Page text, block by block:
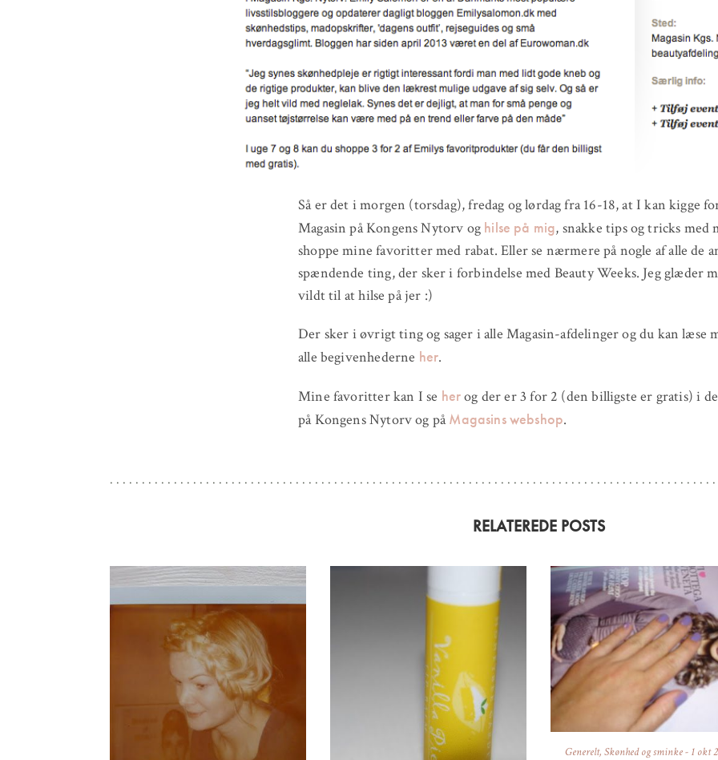
Så er det i morgen (torsdag), fredag og lørdag fra 16-18, at I kan kigge
Magasin på Kongens Nytorv og hilse på mig, snakke tips og tricks med
shoppe mine favoritter med rabat. Eller se nærmere på nogle af alle de
spændende ting, der sker i forbindelse med Beauty Weeks. Jeg glæder
vildt til at hilse på jer :)
Der sker i øvrigt ting og sager i alle Magasin-afdelinger og du kan læse
alle begivenhederne her.
Mine favoritter kan I se herog der er 3 for 2 (den billigste er gratis) i
på Kongens Nytorv og påMagasins webshop.
RELATEREDE POSTS
Generelt, Skønhed og sminke- 1 okt